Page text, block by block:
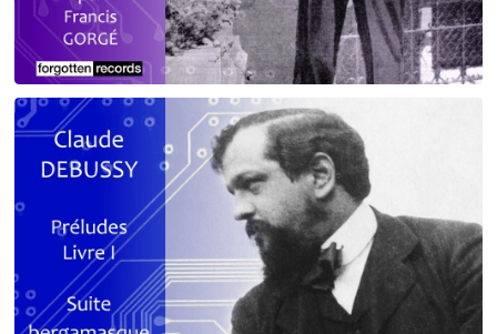
Debussy - Schmitt - Ravel
orchestrations numériques par Francis Gorgé